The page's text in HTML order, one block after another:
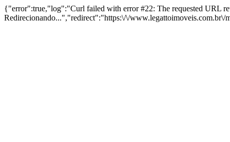
{"error":true,"log":"Curl failed with error #22: The requested URL
Redirecionando...","redirect":"https:\/\/www.legattoimoveis.com.br\/